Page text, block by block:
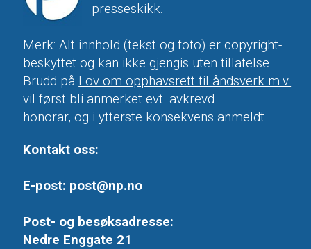
presseskikk.
Merk: Alt innhold (tekst og foto) er copyright-
beskyttet og kan ikke gjengis uten tillatelse.
Brudd på Lov om opphavsrett til åndsverk m.v.
vil først bli anmerket evt. avkrevd
honorar, og i ytterste konsekvens anmeldt.
Kontakt oss:
E-post: post@np.no
Post- og besøksadresse:
Nedre Enggate 21